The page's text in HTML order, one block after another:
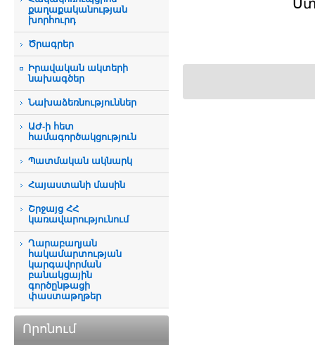
քաղաքականության
խորհուրդ
Ծրագրեր
Իրավական ակտերի
նախագծեր
Նախաձեռնություններ
ԱԺ-ի հետ
համագործակցություն
Պատմական ակնարկ
Հայաստանի մասին
Շրջայց ՀՀ
կառավարությունում
Ղարաբաղյան
հակամարտության
կարգավորման
բանակցային
գործընթացի
փաստաթղթեր
Որոնում